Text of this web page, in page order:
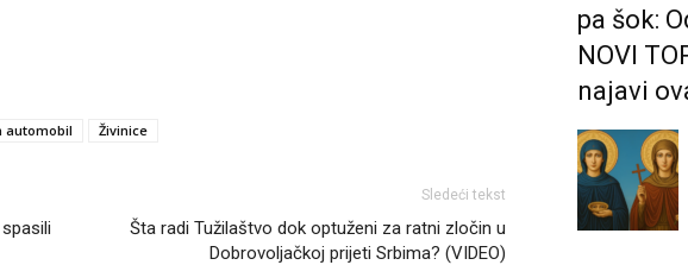
automobil Živinice
Sledeći tekst
Šta radi Tužilaštvo dok optuženi za ratni zločin u
Dobrovoljačkoj prijeti Srbima? (VIDEO)
pa šok:
NOVI
najavi